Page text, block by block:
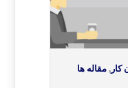
کار,مقاله ها